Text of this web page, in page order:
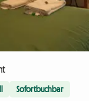
Sofortbuchbar